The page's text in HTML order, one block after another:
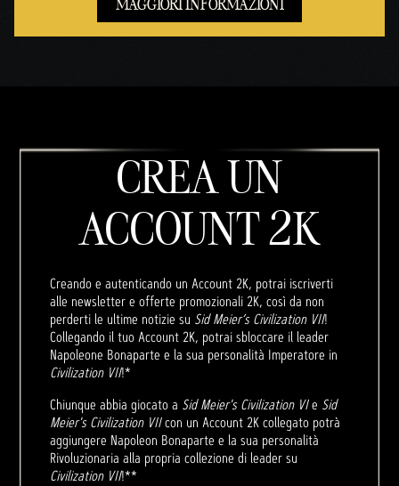
CREA UN
ACCOUNT 2K
Creando e autenticando un Account 2K, potrai iscriverti
alle newsletter e offerte promozionali 2K, così da non
perderti le ultime notizie su Sid Meier’s Civilization VII!
Collegando il tuo Account 2K, potrai sbloccare il leader
Napoleone Bonaparte e la sua personalità Imperatore in
Civilization VII!*
Chiunque abbia giocato a Sid Meier's Civilization VIe Sid
Meier's Civilization VIIcon un Account 2K collegato potrà
aggiungere Napoleon Bonaparte e la sua personalità
Rivoluzionaria alla propria collezione di leader su
Civilization VII!**